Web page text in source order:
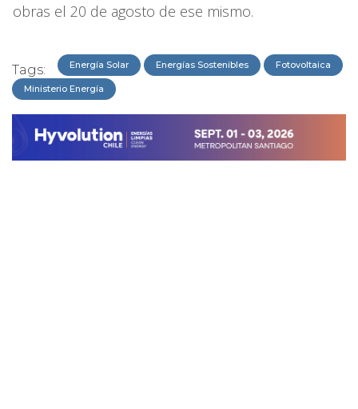
obras el 20 de agosto de ese mismo.
Tags: Energía Solar Energías Sostenibles Fotovoltaica
Ministerio Energía